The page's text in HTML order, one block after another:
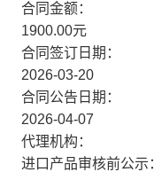
合同金额：
1900.00元
合同签订日期：
2026-03-20
合同公告日期：
2026-04-07
代理机构：
进口产品审核前公示